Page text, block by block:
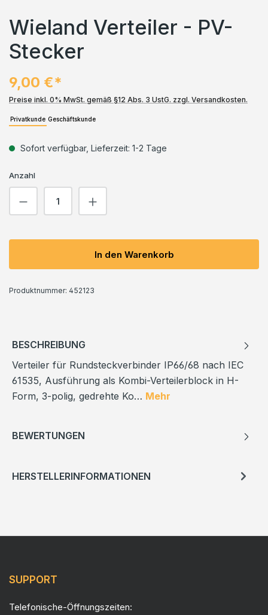
Wieland Verteiler - PV-
Stecker
9,00 €*
Preise inkl. 0% MwSt. gemäß §12 Abs. 3 UstG. zzgl. Versandkosten.
Privatkunde Geschäftskunde
Sofort verfügbar, Lieferzeit: 1-2 Tage
Anzahl
Produkt Anzahl: Gib den gewünschten
In den Warenkorb
Produktnummer: 452123
BESCHREIBUNG
Verteiler für Rundsteckverbinder IP66/68 nach IEC
61535, Ausführung als Kombi-Verteilerblock in H-
Form, 3-polig, gedrehte Ko… Mehr
BEWERTUNGEN
HERSTELLERINFORMATIONEN
SUPPORT
Telefonische-Öffnungszeiten: